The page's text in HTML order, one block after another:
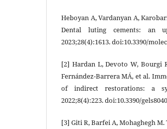
Heboyan A, Vardanyan A,
Dental luting cements: an
2023;28(4):1613. doi:10.3390/
[2] Hardan L, Devoto W, Bourgi
Fernández-Barrera MÁ, et al.
of indirect restorations: a
2022;8(4):223. doi:10.3390/
[3] Giti R, Barfei A, Mohaghegh